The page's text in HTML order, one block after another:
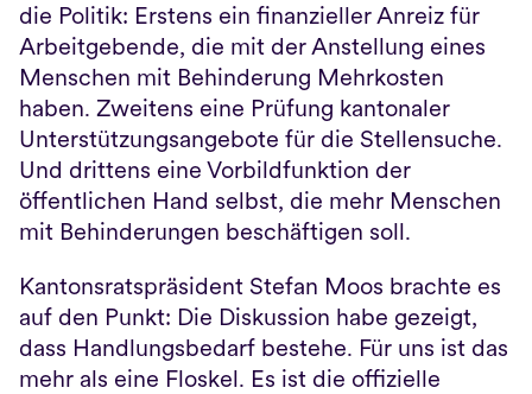
die Politik: Erstens ein finanzieller Anreiz für
Arbeitgebende, die mit der Anstellung eines
Menschen mit Behinderung Mehrkosten
haben. Zweitens eine Prüfung kantonaler
Unterstützungsangebote für die Stellensuche.
Und drittens eine Vorbildfunktion der
öffentlichen Hand selbst, die mehr Menschen
mit Behinderungen beschäftigen soll.
Kantonsratspräsident Stefan Moos brachte es
auf den Punkt: Die Diskussion habe gezeigt,
dass Handlungsbedarf bestehe. Für uns ist das
mehr als eine Floskel. Es ist die offizielle